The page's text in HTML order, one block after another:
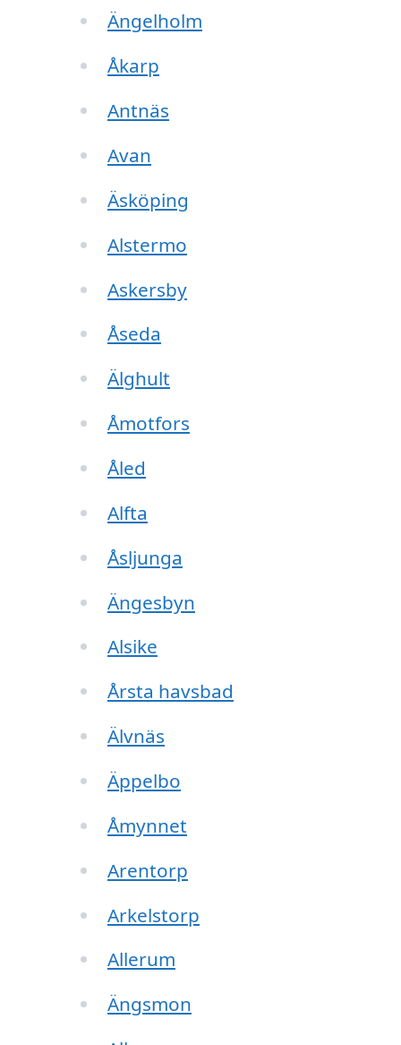
Ängelholm
Åkarp
Antnäs
Avan
Äsköping
Alstermo
Askersby
Åseda
Älghult
Åmotfors
Åled
Alfta
Åsljunga
Ängesbyn
Alsike
Årsta havsbad
Älvnäs
Äppelbo
Åmynnet
Arentorp
Arkelstorp
Allerum
Ängsmon